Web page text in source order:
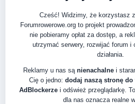
Cześć! Widzimy, że korzystasz
Forumrowerowe.org to projekt
nie pobieramy opłat za dostęp, a
utrzymać serwery, rozwijać forum i
działania.
Reklamy u nas są nienachalne i
Cię o jedno: dodaj naszą stronę
AdBlockerze i odśwież przeglądarkę.
dla nas oznacza realne